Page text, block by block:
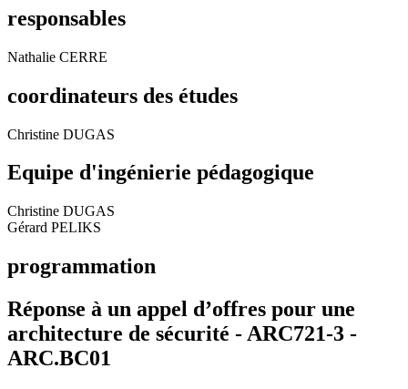
responsables
Nathalie CERRE
coordinateurs des études
Christine DUGAS
Equipe d'ingénierie pédagogique
Christine DUGAS
Gérard PELIKS
programmation
Réponse à un appel d’offres pour une
architecture de sécurité - ARC721-3 -
ARC.BC01